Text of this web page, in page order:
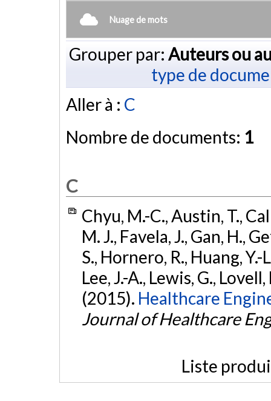
Nuage de mots
Grouper par: Auteurs ou
type de
Aller à : C
Nombre de documents: 1
C
Chyu, M.-C., Austin, T.,
M. J., Favela, J., Gan, H.,
S., Hornero, R., Huang, Y.-
Lee, J.-A., Lewis, G.,
(2015). Healthcare
Journal of Healthcare
Liste